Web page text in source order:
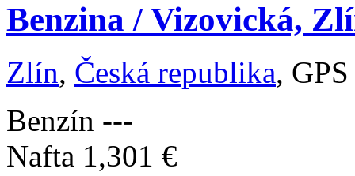
Benzina / Vizovická,
Zlín, Česká republika,
Benzín ---
Nafta 1,301 €